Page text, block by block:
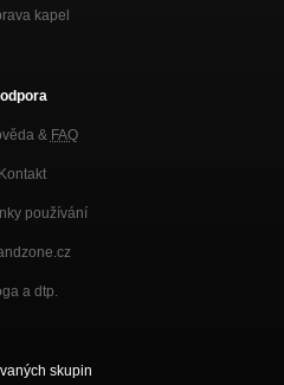
kapel
& FAQ
Kontakt
používání
a dtp.
skupin